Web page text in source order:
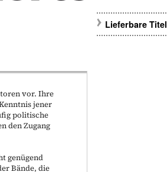
Lieferbare Titel
vor. Ihre
jener
politische
den Zugang
genügend
Bände, die